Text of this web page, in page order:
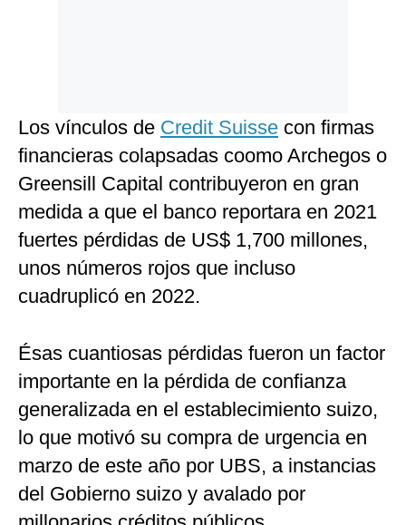
Los vínculos de Credit Suisse con firmas
financieras colapsadas coomo Archegos o
Greensill Capital contribuyeron en gran
medida a que el banco reportara en 2021
fuertes pérdidas de US$ 1,700 millones,
unos números rojos que incluso
cuadruplicó en 2022.
Ésas cuantiosas pérdidas fueron un factor
importante en la pérdida de confianza
generalizada en el establecimiento suizo,
lo que motivó su compra de urgencia en
marzo de este año por UBS, a instancias
del Gobierno suizo y avalado por